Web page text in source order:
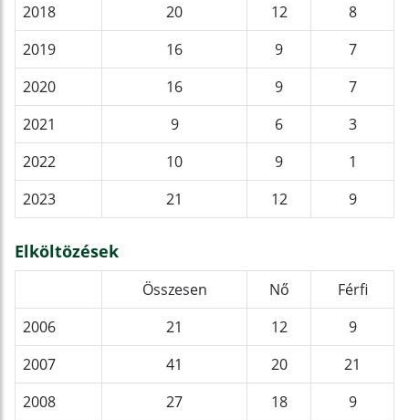
2018
20 12
8
2019
16 9
7
2020
16 9
7
2021
9 6
3
2022
10 9
1
2023
21 12 9
Elköltözések
Összesen Nő
Férfi
2006
21 12
9
2007
41 20
21
2008
27 18
9